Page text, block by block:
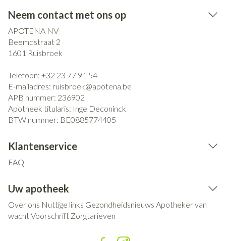
Neem contact met ons op
APOTENA NV
Beemdstraat 2
1601 Ruisbroek
Telefoon: +32 23 77 91 54
E-mailadres: ruisbroek@apotena.be
APB nummer: 236902
Apotheek titularis: Inge Deconinck
BTW nummer: BE0885774405
Klantenservice
FAQ
Uw apotheek
Over ons Nuttige links Gezondheidsnieuws Apotheker van
wachtVoorschrift Zorgtarieven